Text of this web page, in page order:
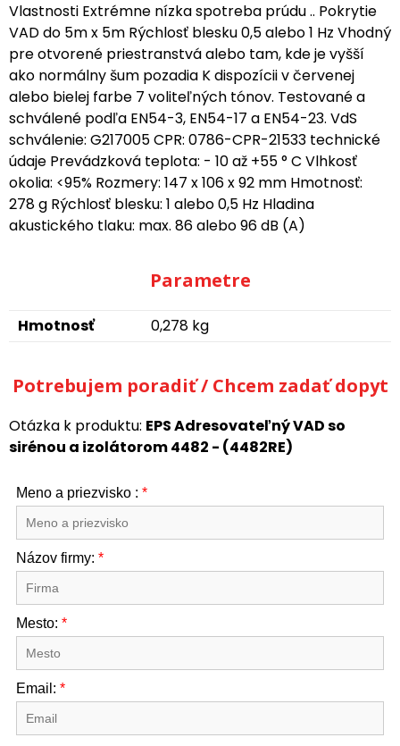
Vlastnosti Extrémne nízka spotreba prúdu .. Pokrytie
VAD do 5m x 5m Rýchlosť blesku 0,5 alebo 1 Hz Vhodný
pre otvorené priestranstvá alebo tam, kde je vyšší
ako normálny šum pozadia K dispozícii v červenej
alebo bielej farbe 7 voliteľných tónov. Testované a
schválené podľa EN54-3, EN54-17 a EN54-23. VdS
schválenie: G217005 CPR: 0786-CPR-21533 technické
údaje Prevádzková teplota: - 10 až +55 ° C Vlhkosť
okolia: <95% Rozmery: 147 x 106 x 92 mm Hmotnosť:
278 g Rýchlosť blesku: 1 alebo 0,5 Hz Hladina
akustického tlaku: max. 86 alebo 96 dB (A)
Parametre
Hmotnosť 0,278 kg
Potrebujem poradiť / Chcem zadať dopyt
Otázka k produktu: EPS Adresovateľný VAD so
sirénou a izolátorom 4482 - (4482RE)